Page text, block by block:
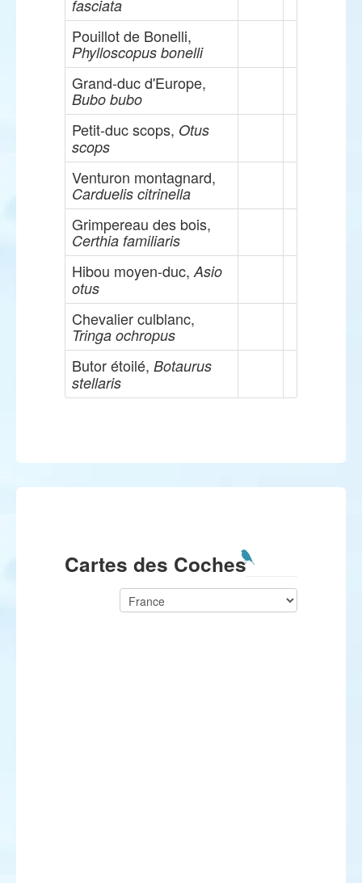
fasciata
Pouillot de Bonelli,
Phylloscopus bonelli
Grand-duc d'Europe,
Bubo bubo
Petit-duc scops, Otus
scops
Venturon montagnard,
Carduelis citrinella
Grimpereau des bois,
Certhia familiaris
Hibou moyen-duc, Asio
otus
Chevalier culblanc,
Tringa ochropus
Butor étoilé, Botaurus
stellaris
Cartes des Coches